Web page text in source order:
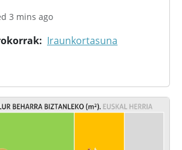
3 mins ago
Iraunkortasuna